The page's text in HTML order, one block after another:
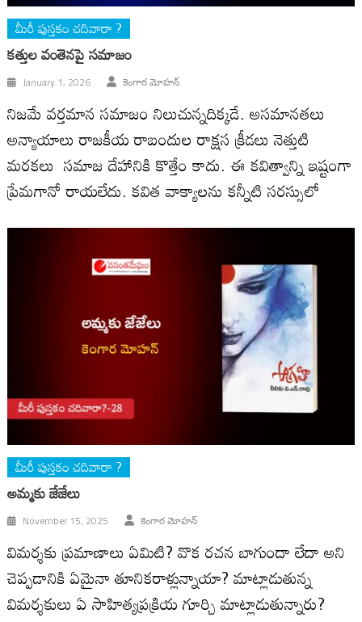
మీరీ పుస్తకం చదివారా ?
కత్తుల వంతెనపై సమాజం
January 1, 2026 కెంగార మోహన్
నిజమే వర్తమాన సమాజం నిలుచున్నదిక్కడే. అసమానతలు
అన్యాయాలు రాజకీయ రాబందుల రాక్షస క్రీడలు నెత్తుటి
మరకలు సమాజ దేహానికి కొత్తేం కాదు. ఈ కవిత్వాన్ని ఇష్టంగా
ప్రేమగానో రాయలేదు. కవిత వాక్యాలను కన్నీటి సరస్సులో
మీరీ పుస్తకం చదివారా ?
అమ్మ‌కు జేజేలు
November 15, 2025 కెంగార మోహన్
విమర్శకు ప్రమాణాలు ఏమిటి? వొక రచన బాగుందా లేదా అని
చెప్పడానికి ఏమైనా తూనికరాళ్లున్నాయా? మాట్లాడుతున్న
విమర్శకులు ఏ సాహిత్యప్రక్రియ గూర్చి మాట్లాడుతున్నారు?